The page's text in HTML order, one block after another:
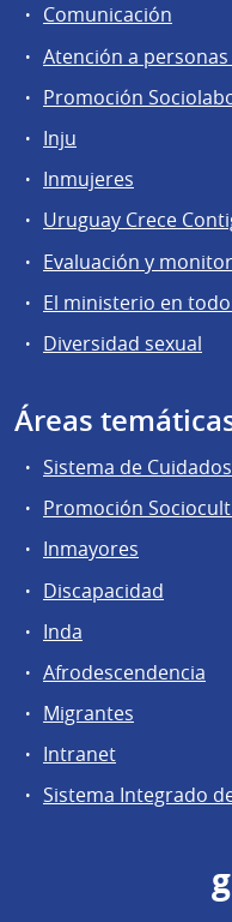
Comunicación
Atención a
Promoción
Inju
Inmujeres
Uruguay Crece
Evaluación y
El ministerio en
Diversidad sexual
Áreas
Sistema de Cuidados
Promoción
Inmayores
Discapacidad
Inda
Afrodescendencia
Migrantes
Intranet
Sistema Integrado